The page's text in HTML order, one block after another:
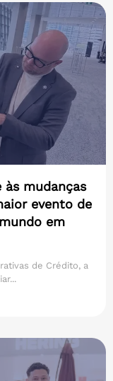
mudanças
evento de
em
de Crédito, a